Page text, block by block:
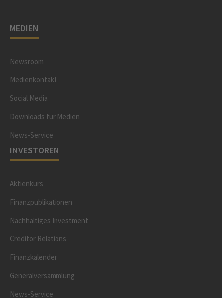
MEDIEN
Newsroom
Medienkontakt
Social Media
Downloads für Medien
News-Service
INVESTOREN
Aktienkurs
Finanzpublikationen
Nachhaltiges Investment
Creditor Relations
Finanzkalender
Generalversammlung
News-Service